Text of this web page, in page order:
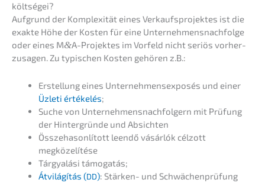
költségei?
Aufgrund der Komple­xi­tät eines Verkaufs­pro­jek­tes ist die
exakte Höhe der Kosten für eine Unternehmens­nachfolge
oder eines M&A-Projektes im Vorfeld nicht seriös vorher­
zu­sa­gen. Zu typischen Kosten gehören z.B.:
Erstel­lung eines Unter­neh­mens­ex­po­sés und einer
Üzleti értékelés;
Suche von Unter­neh­mens­nach­fol­gern mit Prüfung
der Hinter­grün­de und Absichten
Össze­ha­son­lí­tott leendő vásár­lók célzott
megközelítése
Tárgyalá­si támogatás;
Átvilá­gí­tás (DD): Stärken- und Schwä­chen­prü­fung